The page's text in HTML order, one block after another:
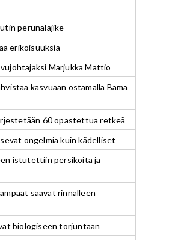
perunalajike
erikoisuuksia
Marjukka Mattio
kasvuaan ostamalla Bama
60 opastettua retkeä
ongelmia kuin kädelliset
istutettiin persikoita ja
saavat rinnalleen
biologiseen torjuntaan